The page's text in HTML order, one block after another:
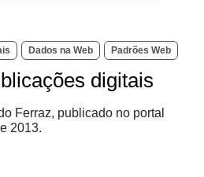
Dados na Web Padrões Web
digitais
Ferraz, publicado no portal
2013.